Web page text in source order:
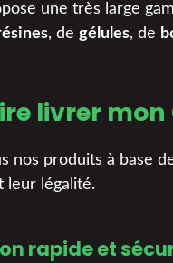
une très large
, de gélules, de
livrer mon
nos produits à base
leur légalité.
rapide et